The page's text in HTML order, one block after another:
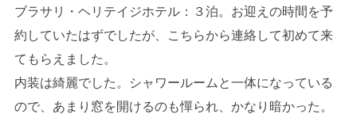
ブラサリ・ヘリテイジホテル：３泊。お迎えの時間を予
約していたはずでしたが、こちらから連絡して初めて来
てもらえました。
内装は綺麗でした。シャワールームと一体になっている
ので、あまり窓を開けるのも憚られ、かなり暗かった。